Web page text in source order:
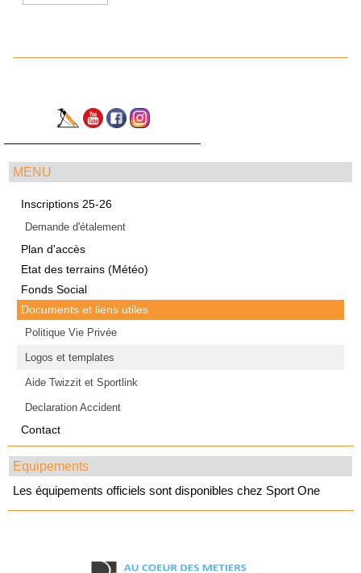
MENU
Inscriptions 25-26
Demande d'étalement
Plan d'accès
Etat des terrains (Météo)
Fonds Social
Documents et liens utiles
Politique Vie Privée
Logos et templates
Aide Twizzit et Sportlink
Declaration Accident
Contact
Equipements
Les équipements officiels sont disponibles chez Sport One